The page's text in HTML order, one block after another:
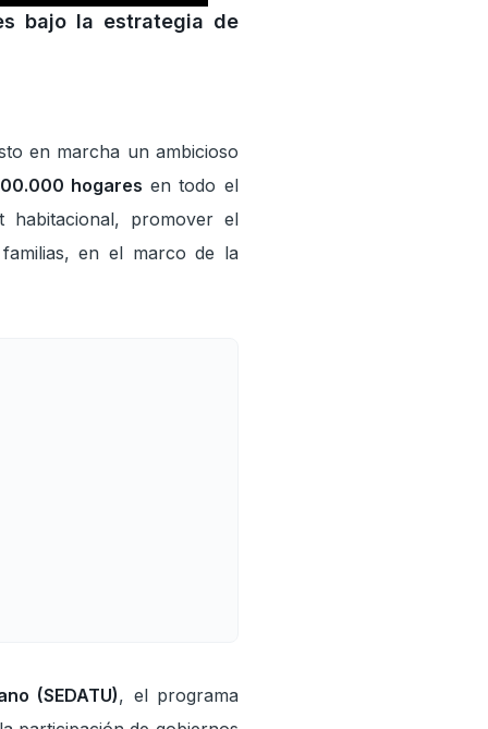
bajo la estrategia de
en marcha un ambicioso
hogares en todo el
habitacional, promover el
en el marco de la
(SEDATU), el programa